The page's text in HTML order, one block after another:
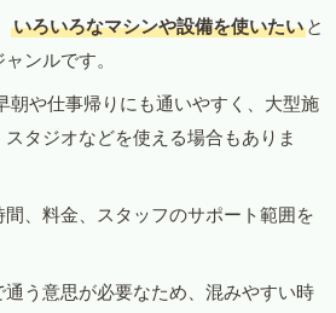
いろいろなマシンや設備を使いたい と
ンルです。
朝や仕事帰りにも通いやすく、大型施
タジオなどを使える場合もありま
、料金、スタッフのサポート範囲を
う意思が必要なため、混みやすい時